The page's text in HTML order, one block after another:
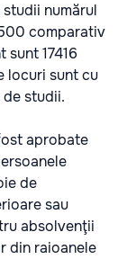
numărul
comparativ
17416
locuri sunt cu
studii.
aprobate
de
sau
absolvenţii
din raioanele